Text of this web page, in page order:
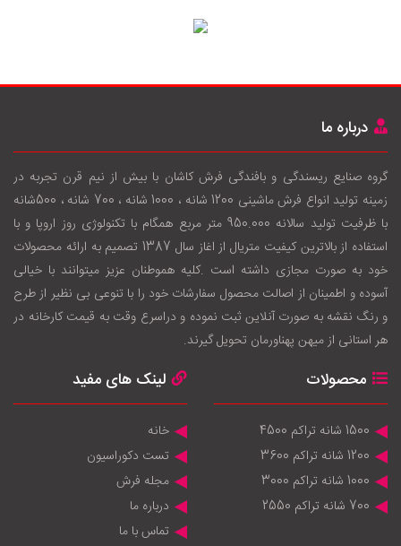
درباره ما
گروه صنایع ریسندگی و بافندگی فرش کاشان با بيش از نيم قرن تجربه در
زمينه توليد انواع فرش ماشینی 1200 شانه ، 1000 شانه ، 700 شانه ، 500شانه
با ظرفيت توليد سالانه 950.000 متر مربع همگام با تکنولوژی روز اروپا و با
استفاده از بالاترين کيفيت متريال از اغاز سال 1387 تصميم به ارائه محصولات
خود به صورت مجازی داشته است .کليه هموطنان عزيز ميتوانند با خيالی
آسوده و اطمينان از اصالت محصول سفارشات خود را با تنوعی بی نظير از طرح
و رنگ نقشه به صورت آنلاين ثبت نموده و دراسرع وقت به قيمت کارخانه در
هر استانی از ميهن پهناورمان تحويل گيرند.
محصولات
1500 شانه تراکم 4500
1200 شانه تراکم 3600
1000 شانه تراکم 3000
700 شانه تراکم 2550
لینک های مفید
خانه
تست دکوراسیون
مجله فرش
درباره ما
تماس با ما